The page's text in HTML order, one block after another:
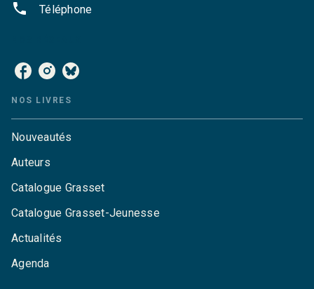
phone Téléphone
NOS LIVRES
Nouveautés
Auteurs
Catalogue Grasset
Catalogue Grasset-Jeunesse
Actualités
Agenda